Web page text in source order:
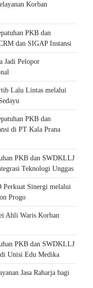
Korban
PKB dan
dan SIGAP Instansi
Jadi Pelopor
Lalu Lintas melalui
PKB dan
di PT Kala Prana
PKB dan SWDKLLJ
Teknologi Unggas
Perkuat Sinergi melalui
Progo
Ahli Waris Korban
PKB dan SWDKLLJ
Unisi Edu Medika
Jasa Raharja bagi